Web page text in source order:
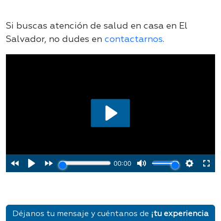
Si buscas atención de salud en casa en El
Salvador, no dudes en contactarnos.
Déjanos tu mensaje y cuéntanos de ¡tu experiencia